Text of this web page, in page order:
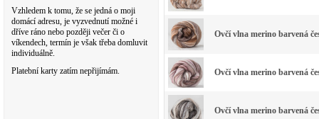
Vzhledem k tomu, že se jedná o moji
domácí adresu, je vyzvednutí možné i
dříve ráno nebo později večer či o
víkendech, termín je však třeba domluvit
individuálně.
Platební karty zatím nepřijímám.
Ovčí vlna merino barvená
Ovčí vlna merino barvená
Ovčí vlna merino barvená